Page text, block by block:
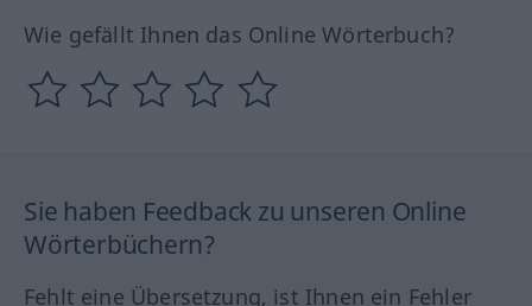
Wie gefällt Ihnen das Online Wörterbuch?
Sie haben Feedback zu unseren Online
Wörterbüchern?
Fehlt eine Übersetzung, ist Ihnen ein Fehler